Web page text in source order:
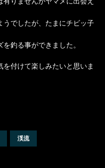
でしたが、たまにチビッ子
釣る事ができました。
付けて楽しみたいと思いま
渓流